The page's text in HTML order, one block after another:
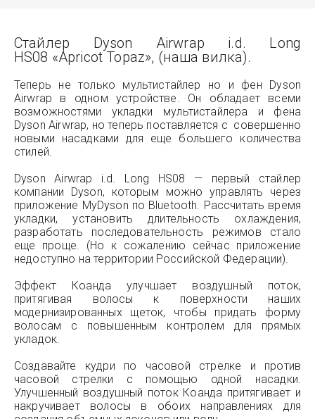
Стайлер Dyson Airwrap i.d. Long
HS08 «Apricot Topaz», (наша вилка).
Теперь не только мультистайлер но и фен Dyson
Airwrap в одном устройстве. Он обладает всеми
возможностями укладки мультистайлера и фена
Dyson Airwrap, но теперь поставляется с совершенно
новыми насадками для еще большего количества
стилей.
Dyson Airwrap i.d. Long HS08 — первый стайлер
компании Dyson, которым можно управлять через
приложение MyDyson по Bluetooth. Рассчитать время
укладки, установить длительность охлаждения,
разработать последовательность режимов стало
еще проще. (Но к сожалению сейчас приложение
недоступно на территории Российской Федерации).
Эффект Коанда улучшает воздушный поток,
притягивая волосы к поверхности наших
модернизированных щеток, чтобы придать форму
волосам с повышенным контролем для прямых
укладок.
Создавайте кудри по часовой стрелке и против
часовой стрелки с помощью одной насадки.
Улучшенный воздушный поток Коанда притягивает и
накручивает волосы в обоих направлениях для